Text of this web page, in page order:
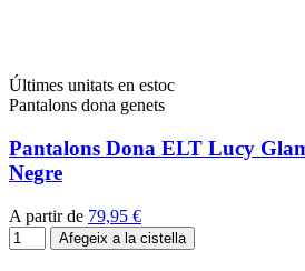
Últimes unitats en estoc
Pantalons dona genets
Pantalons Dona ELT Lucy
Negre
A partir de 79,95 €
Afegeix a la cistella